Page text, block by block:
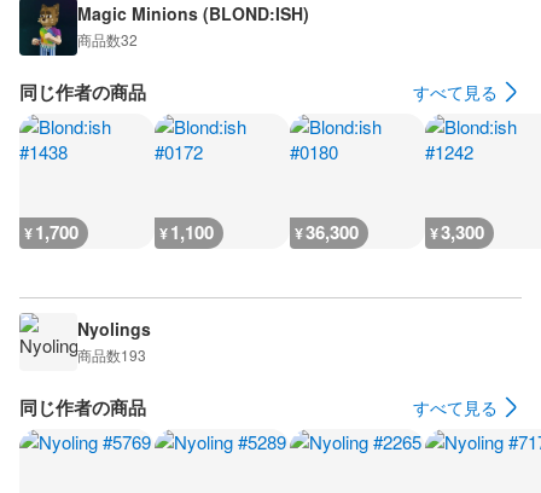
Magic Minions (BLOND:ISH)
商品数32
同じ作者の商品 すべて見る
¥1,700 ¥1,100 ¥36,300 ¥3,300
Nyolings
商品数193
同じ作者の商品 すべて見る